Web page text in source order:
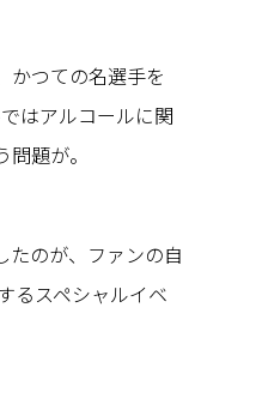
かつての名選手を
はアルコールに関
題が。
たのが、ファンの自
るスペシャルイベ